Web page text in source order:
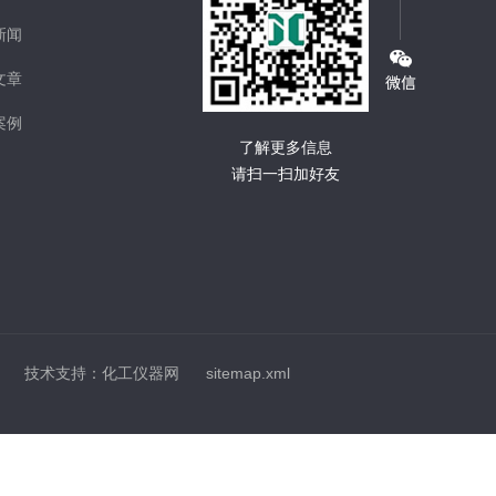
闻
章
例
了解更多信息
请扫一扫加好友
术支持： 化工仪器网 sitemap.xml